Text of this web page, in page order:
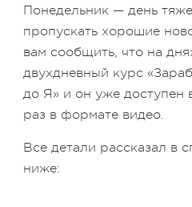
Понедельник — день
пропускать хорошие
вам сообщить, что на
двухдневный курс
до Я» и он уже доступен
раз в формате видео.
Все детали рассказал в
ниже: